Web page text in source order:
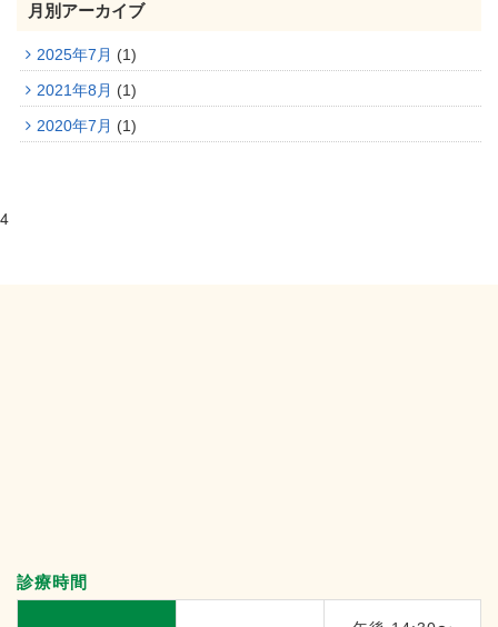
月別アーカイブ
2025年7月 (1)
2021年8月 (1)
2020年7月 (1)
4
診療時間